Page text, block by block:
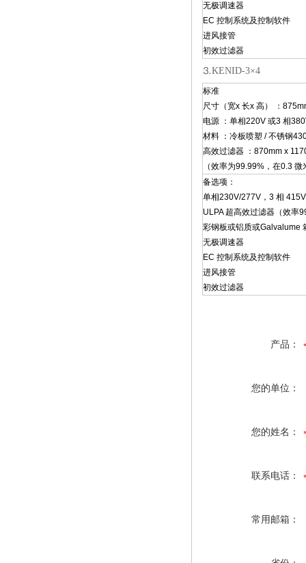
无极调速器
EC 控制系统及控制软件
进风接管
初效过滤器
⒊KENID-3×4
标准
尺寸（宽x 长x 高） ：
电源 ：单相220V 或3 相
材料 ：冷板喷塑 / 不锈钢
高效过滤器 ：870mm x
（效率为99.99%，在0.3 微
备选项：
单相230V/277V，3 相
ULPA 超高效过滤器（效率
彩钢板或铝质或Galvalume
无极调速器
EC 控制系统及控制软件
进风接管
初效过滤器
产品：
您的单位：
您的姓名：
联系电话：
常用邮箱：